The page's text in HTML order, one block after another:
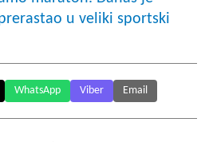
u veliki sportski
WhatsApp Viber Email